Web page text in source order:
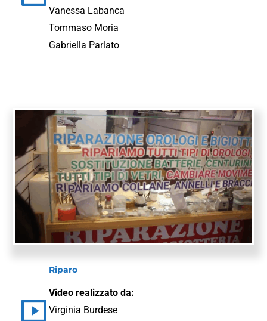
Vanessa Labanca
Tommaso Moria
Gabriella Parlato
Riparo
Video realizzato da:
Virginia Burdese